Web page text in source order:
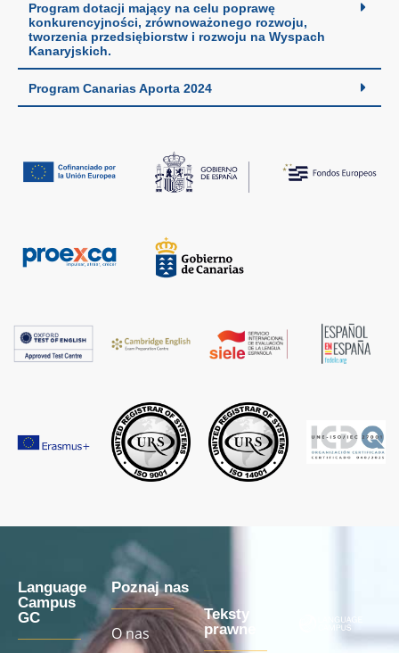
Program dotacji mający na celu poprawę
konkurencyjności, zrównoważonego rozwoju,
tworzenia przedsiębiorstw i rozwoju na Wyspach
Kanaryjskich.
Program Canarias Aporta 2024
Language
Campus
GC
Poznaj nas
O nas
Teksty
prawne